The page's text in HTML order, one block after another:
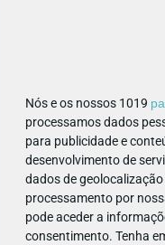
Nós e os nossos 1019
processamos dados
para publicidade e
desenvolvimento de
dados de
processamento por
pode aceder a
consentimento. Tenha
família ao cinema com
família Cinemas
extra por um valor
na bilheteira do